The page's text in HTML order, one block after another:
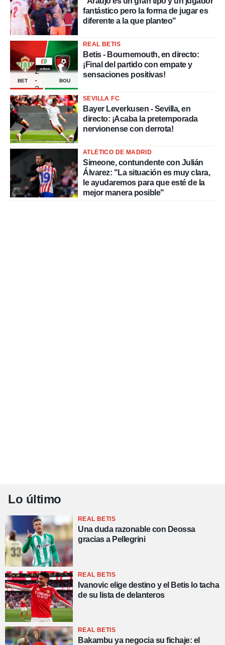
fantástico pero la forma de jugar es
diferente a la que planteo"
BET
2
-
2
BOU
REAL BETIS
Betis - Bournemouth, en directo:
¡Final del partido con empate y
sensaciones positivas!
SEVILLA FC
Bayer Leverkusen - Sevilla, en
directo: ¡Acaba la pretemporada
nervionense con derrota!
ATLÉTICO DE MADRID
Simeone, contundente con Julián
Álvarez: "La situación es muy clara,
le ayudaremos para que esté de la
mejor manera posible"
Lo último
REAL BETIS
Una duda razonable con Deossa
gracias a Pellegrini
REAL BETIS
Ivanovic elige destino y el Betis lo tacha
de su lista de delanteros
REAL BETIS
Bakambu ya negocia su fichaje: el